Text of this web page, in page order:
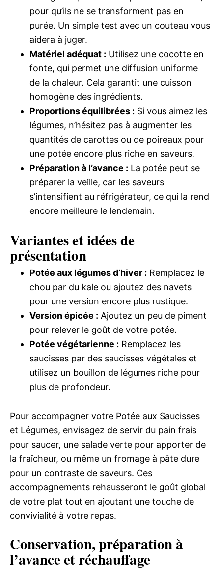
pour qu’ils ne se transforment pas en
purée. Un simple test avec un couteau vous
aidera à juger.
Matériel adéquat : Utilisez une cocotte en
fonte, qui permet une diffusion uniforme
de la chaleur. Cela garantit une cuisson
homogène des ingrédients.
Proportions équilibrées : Si vous aimez les
légumes, n’hésitez pas à augmenter les
quantités de carottes ou de poireaux pour
une potée encore plus riche en saveurs.
Préparation à l’avance : La potée peut se
préparer la veille, car les saveurs
s’intensifient au réfrigérateur, ce qui la rend
encore meilleure le lendemain.
Variantes et idées de
présentation
Potée aux légumes d’hiver : Remplacez le
chou par du kale ou ajoutez des navets
pour une version encore plus rustique.
Version épicée : Ajoutez un peu de piment
pour relever le goût de votre potée.
Potée végétarienne : Remplacez les
saucisses par des saucisses végétales et
utilisez un bouillon de légumes riche pour
plus de profondeur.
Pour accompagner votre Potée aux Saucisses
et Légumes, envisagez de servir du pain frais
pour saucer, une salade verte pour apporter de
la fraîcheur, ou même un fromage à pâte dure
pour un contraste de saveurs. Ces
accompagnements rehausseront le goût global
de votre plat tout en ajoutant une touche de
convivialité à votre repas.
Conservation, préparation à
l’avance et réchauffage